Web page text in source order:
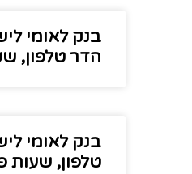
בנק לאומי
הדר טלפון,
בנק לאומי
טלפון, שעות